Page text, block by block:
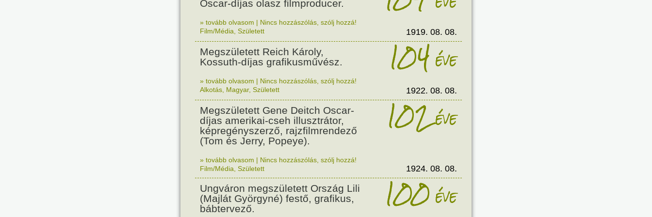
Oscar-díjas olasz filmproducer.
» tovább olvasom | Nincs hozzászólás, szólj hozzá!
Film/Média Született 1919. 08. 08.
Megszületett Reich Károly,
Kossuth-díjas grafikusművész.
104éve
» tovább olvasom | Nincs hozzászólás, szólj hozzá!
Alkotás Magyar, Született 1922. 08. 08.
Megszületett Gene Deitch Oscar-
díjas amerikai-cseh illusztrátor,
képregényszerző, rajzfilmrendező
(Tom és Jerry, Popeye).
102éve
» tovább olvasom | Nincs hozzászólás, szólj hozzá!
Film/Média Született 1924. 08. 08.
Ungváron megszületett Ország Lili
(Majlát Györgyné) festő, grafikus,
bábtervező.
100éve